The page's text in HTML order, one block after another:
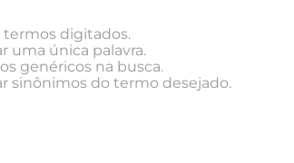
termos digitados.
uma única palavra.
genéricos na busca.
sinônimos do termo desejado.